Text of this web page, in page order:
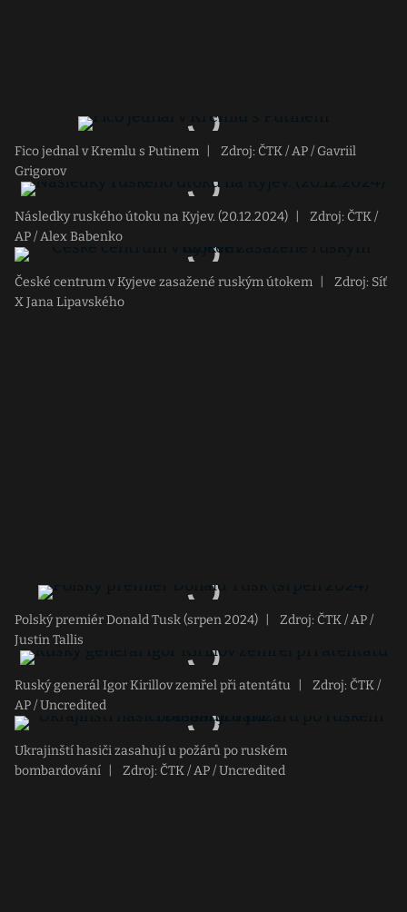
Fico jednal v Kremlu s Putinem
Zdroj: ČTK / AP / Gavriil
Grigorov
Následky ruského útoku na Kyjev. (20.12.2024)
Zdroj: ČTK /
AP / Alex Babenko
České centrum v Kyjeve zasažené ruským útokem
Zdroj: Síť
X Jana Lipavského
Polský premiér Donald Tusk (srpen 2024)
Zdroj: ČTK / AP /
Justin Tallis
Ruský generál Igor Kirillov zemřel při atentátu
Zdroj: ČTK /
AP / Uncredited
Ukrajinští hasiči zasahují u požárů po ruském
bombardování
Zdroj: ČTK / AP / Uncredited